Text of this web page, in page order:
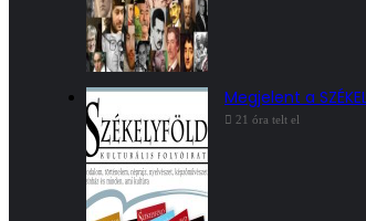
Megjelent a
21 óra telt el